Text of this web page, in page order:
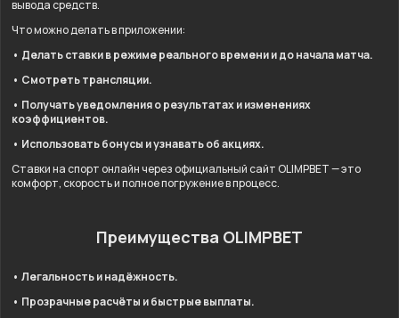
вывода средств.
Что можно делать в приложении:
• Делать ставки в режиме реального времени и до начала матча.
• Смотреть трансляции.
• Получать уведомления о результатах и изменениях
коэффициентов.
• Использовать бонусы и узнавать об акциях.
Ставки на спорт онлайн через официальный сайт OLIMPBET — это
комфорт, скорость и полное погружение в процесс.
Преимущества OLIMPBET
• Легальность и надёжность.
• Прозрачные расчёты и быстрые выплаты.